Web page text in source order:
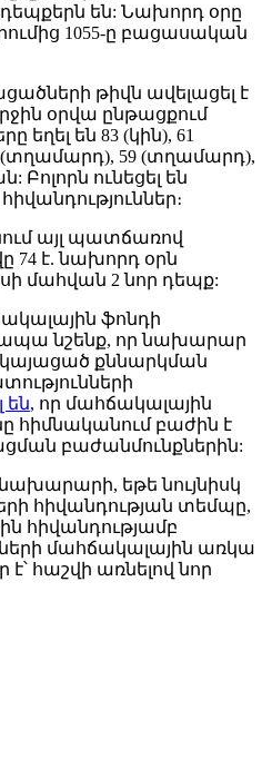
են: Նախորդ օրը
1055-ը բացասական
թիվն ավելացել է
օրվա ընթացքում
են 83 (կին), 61
(տղամարդ), 59 (տղամարդ),
ունեցել են
այլ պատճառով
74 է. նախորդ օրն
մահվան 2 նոր դեպք:
ֆոնդի
նշենք, որ նախարար
քննարկման
են, որ մահճակալային
հիմնականում բաժին է
բաժանմունքներին:
եթե նույնիսկ
հիվանդության տեմպը,
հիվանդությամբ
մահճակալային առկա
հաշվի առնելով նոր